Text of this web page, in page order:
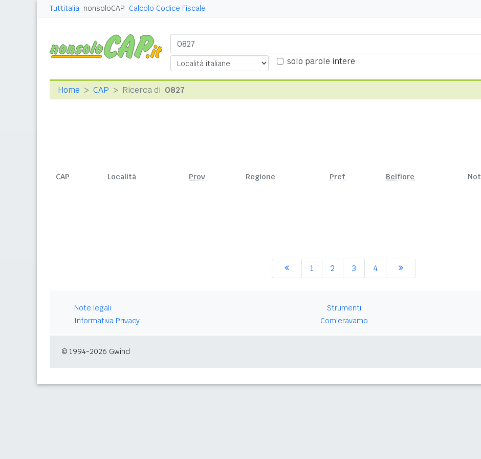
Tuttitalia nonsoloCAP Calcolo Codice Fiscale
solo parole intere
Home CAP Ricerca di 0827
CAP Località Prov Regione Pref Belfiore
1 2 3 4
Note legali
Informativa Privacy
Strumenti
Com'eravamo
© 1994-2026 Gwind